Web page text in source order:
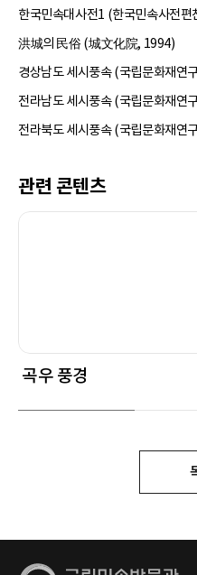
한국민속대사전1 (한국민속사전
洪城의 民俗 (城文化院, 1994)
경상남도 세시풍속 (국립문화재연
전라남도 세시풍속 (국립문화재연
전라북도 세시풍속 (국립문화재연
관련 콘텐츠
곡우 풍경